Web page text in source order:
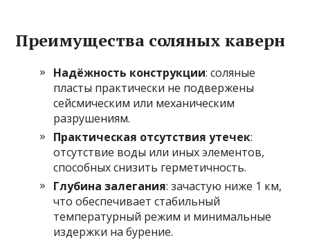
Преимущества соляных каверн
Надёжность конструкции: соляные
пласты практически не подвержены
сейсмическим или механическим
разрушениям.
Практическая отсутствия утечек:
отсутствие воды или иных элементов,
способных снизить герметичность.
Глубина залегания: зачастую ниже 1 км,
что обеспечивает стабильный
температурный режим и минимальные
издержки на бурение.